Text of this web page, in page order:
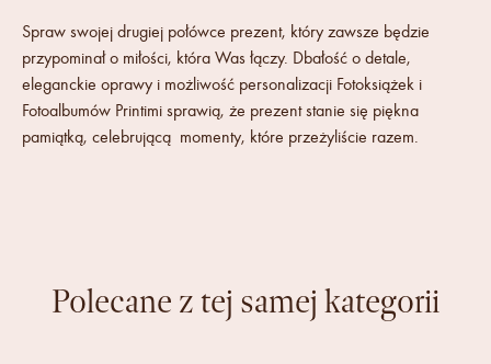
Spraw swojej drugiej połówce prezent, który zawsze będzie
przypominał o miłości, która Was łączy. Dbałość o detale,
eleganckie oprawy i możliwość personalizacji Fotoksiążek i
Fotoalbumów Printimi sprawią, że prezent stanie się piękna
pamiątką, celebrującą momenty, które przeżyliście razem.
Polecane z tej samej kategorii